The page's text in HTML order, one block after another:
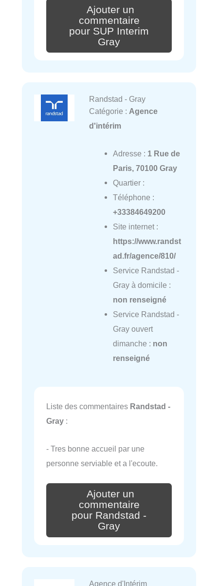
Ajouter un
commentaire
pour SUP Interim
Gray
Randstad - Gray
Catégorie : Agence
d'intérim
Adresse : 1 Rue de
Paris, 70100 Gray
Quartier :
Téléphone :
+33384649200
Site internet :
https://www.randst
ad.fr/agence/810/
Service Randstad -
Gray à domicile :
non renseigné
Service Randstad -
Gray ouvert
dimanche : non
renseigné
Liste des commentaires Randstad -
Gray :
- Tres bonne accueil par une
personne serviable et a l'ecoute.
Ajouter un
commentaire
pour Randstad -
Gray
Agence d'Intérim